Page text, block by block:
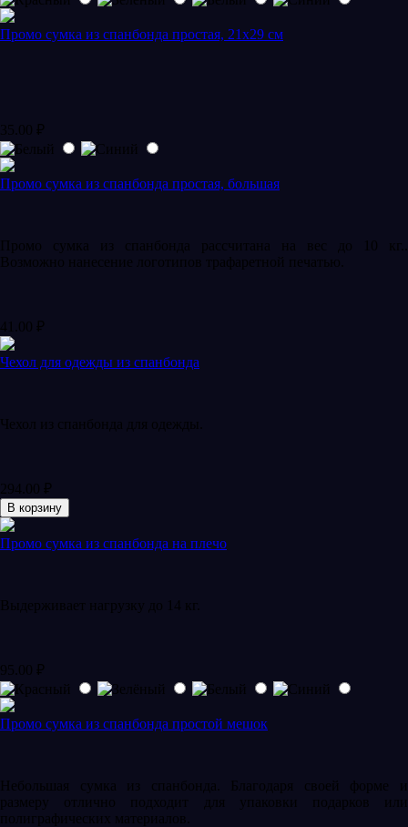
Промо сумка из спанбонда простая, 21x29 см
35.00 ₽
Промо сумка из спанбонда простая, большая
Промо сумка из спанбонда рассчитана на вес до 10 кг..
Возможно нанесение логотипов трафаретной печатью.
41.00 ₽
Чехол для одежды из спанбонда
Чехол из спанбонда для одежды.
294.00 ₽
В корзину
Промо сумка из спанбонда на плечо
Выдерживает нагрузку до 14 кг.
95.00 ₽
Промо сумка из спанбонда простой мешок
Небольшая сумка из спанбонда. Благодаря своей форме и
размеру отлично подходит для упаковки подарков или
полиграфических материалов.